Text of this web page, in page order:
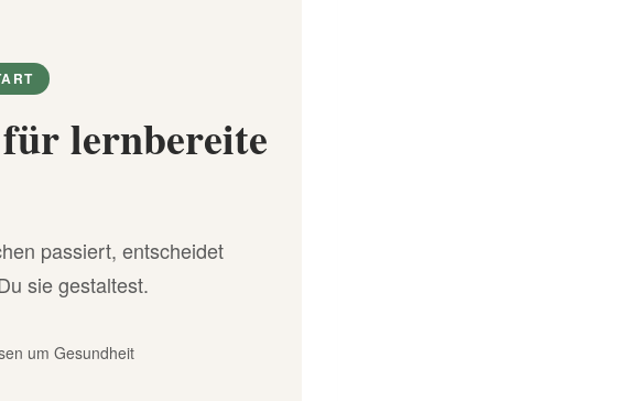
lernbereite
passiert, entscheidet
sie gestaltest.
um Gesundheit